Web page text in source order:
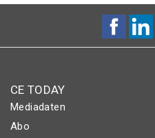
CE TODAY
Mediadaten
Abo